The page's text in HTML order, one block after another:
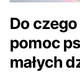
Do
pomoc
małych